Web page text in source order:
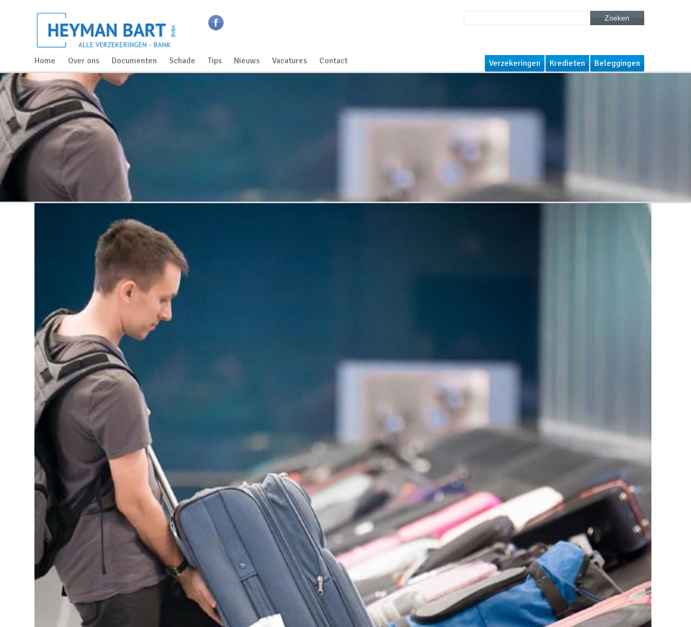
Zoeken
Home Over ons Documenten Schade Tips Nieuws Vacatures Contact Verzekeringen Kredieten Beleggingen